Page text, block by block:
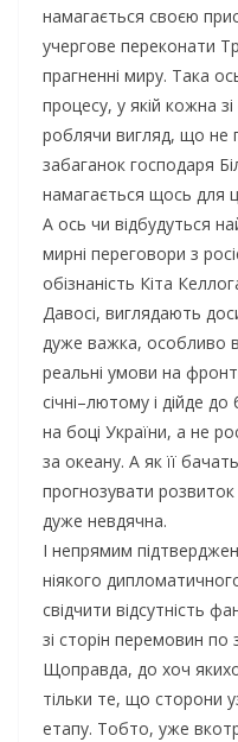
намагається своєю
учергове переконати
прагненні миру. Така
процесу, у якій кожна зі
роблячи вигляд, що не
забаганок господаря
намагається щось для
А ось чи відбудуться
мирні переговори з
обізнаність Кіта
Давосі, виглядають
дуже важка, особливо в
реальні умови на
січні–лютому і дійде
на боці України, а не
за океану. А як її
прогнозувати
дуже невдячна.
І непрямим
ніякого
свідчити відсутність
зі сторін перемовин по
Щоправда, до хоч
тільки те, що сторони
етапу. Тобто, уже